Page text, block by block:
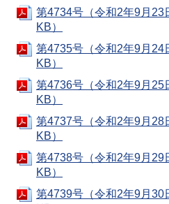
第4734号（令和2年9月
KB）
第4735号（令和2年9月24
KB）
第4736号（令和2年9月
KB）
第4737号（令和2年9月
KB）
第4738号（令和2年9月
KB）
第4739号（令和2年9月30